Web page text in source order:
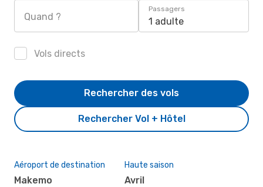
Quand ?
Passagers
1 adulte
Vols directs
Rechercher Vol + Hôtel
Rechercher des vols
Aéroport de destination
Makemo
Haute saison
avril